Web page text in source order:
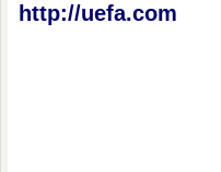
http://uefa.com